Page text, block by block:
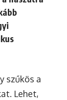
szűkös a
Lehet,